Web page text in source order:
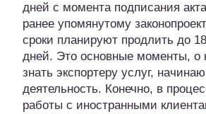
дней с момента подписания
ранее упомянутому
сроки планируют продлить до
дней. Это основные моменты, о
знать экспортеру услуг,
деятельность. Конечно, в
работы с иностранными